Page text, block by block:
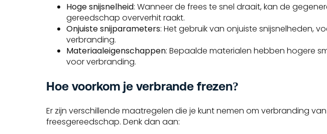
Hoge snijsnelheid: Wanneer de frees te snel draait, kan de
gereedschap oververhit raakt.
Onjuiste snijparameters: Het gebruik van onjuiste snijsnelheden,
verbranding.
Materiaaleigenschappen: Bepaalde materialen hebben hogere
voor verbranding.
Hoe voorkom je verbrande frezen?
Er zijn verschillende maatregelen die je kunt nemen om verbranding
freesgereedschap. Denk dan aan: